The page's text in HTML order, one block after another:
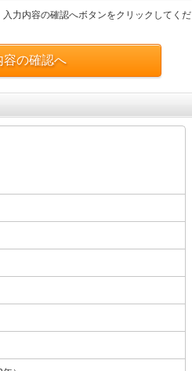
入力内容の確認へボタンをクリックしてくだ
容の確認へ